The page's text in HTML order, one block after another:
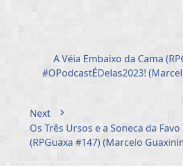
A Véia Embaixo da Cama
#OPodcastÉDelas2023!
Next
Os Três Ursos e a Soneca da
(RPGuaxa #147) (Marcelo